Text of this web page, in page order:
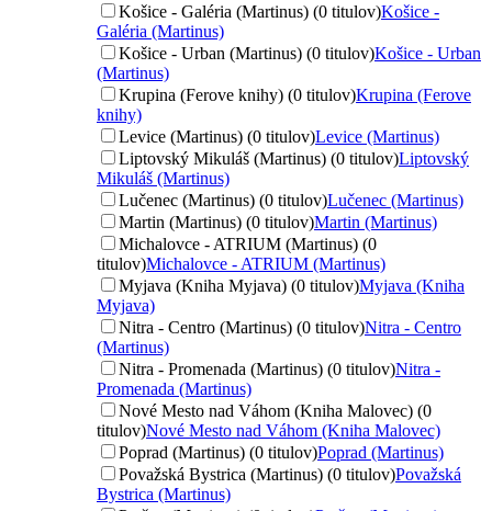
Košice - Galéria (Martinus) (0 titulov)Košice -
Galéria (Martinus)
Košice - Urban (Martinus) (0 titulov)Košice - Urban
(Martinus)
Krupina (Ferove knihy) (0 titulov)Krupina (Ferove
knihy)
Levice (Martinus) (0 titulov)Levice (Martinus)
Liptovský Mikuláš (Martinus) (0 titulov)Liptovský
Mikuláš (Martinus)
Lučenec (Martinus) (0 titulov)Lučenec (Martinus)
Martin (Martinus) (0 titulov)Martin (Martinus)
Michalovce - ATRIUM (Martinus) (0
titulov)Michalovce - ATRIUM (Martinus)
Myjava (Kniha Myjava) (0 titulov)Myjava (Kniha
Myjava)
Nitra - Centro (Martinus) (0 titulov)Nitra - Centro
(Martinus)
Nitra - Promenada (Martinus) (0 titulov)Nitra -
Promenada (Martinus)
Nové Mesto nad Váhom (Kniha Malovec) (0
titulov)Nové Mesto nad Váhom (Kniha Malovec)
Poprad (Martinus) (0 titulov)Poprad (Martinus)
Považská Bystrica (Martinus) (0 titulov)Považská
Bystrica (Martinus)